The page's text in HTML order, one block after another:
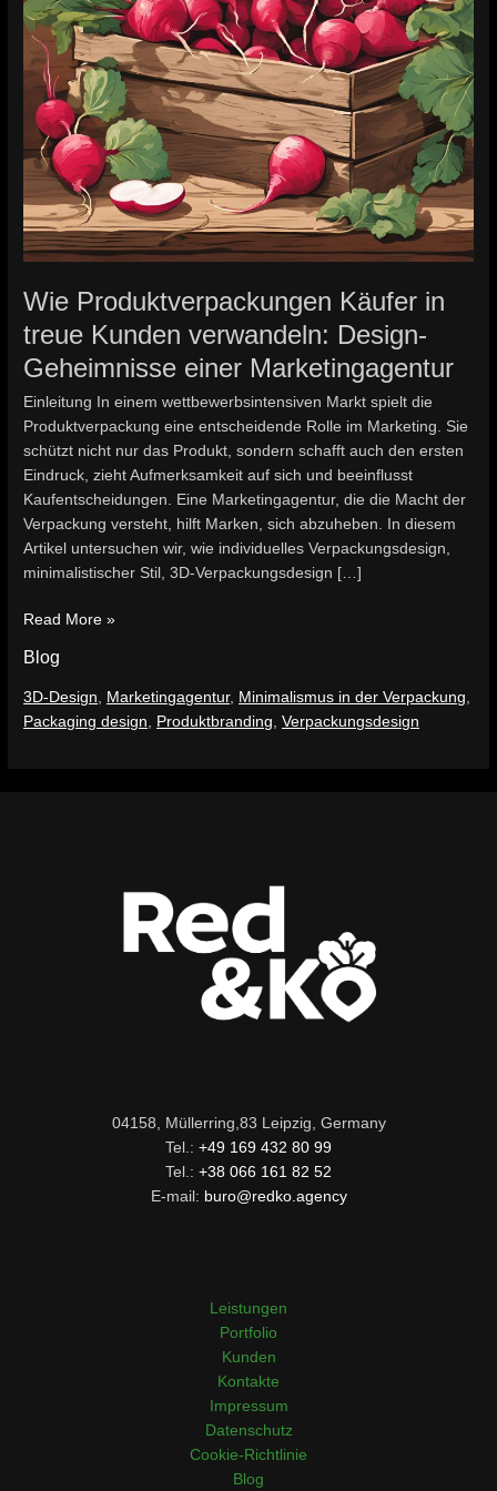
Wie Produktverpackungen Käufer in
treue Kunden verwandeln: Design-
Geheimnisse einer Marketingagentur
Einleitung In einem wettbewerbsintensiven Markt spielt die
Produktverpackung eine entscheidende Rolle im Marketing. Sie
schützt nicht nur das Produkt, sondern schafft auch den ersten
Eindruck, zieht Aufmerksamkeit auf sich und beeinflusst
Kaufentscheidungen. Eine Marketingagentur, die die Macht der
Verpackung versteht, hilft Marken, sich abzuheben. In diesem
Artikel untersuchen wir, wie individuelles Verpackungsdesign,
minimalistischer Stil, 3D-Verpackungsdesign […]
Geheimnisse
einer
Marketingagentur
Read More »
Blog
3D-Design Marketingagentur, Minimalismus in der Verpackung
Packaging design
Produktbranding ,Verpackungsdesign
04158, Müllerring,83 Leipzig, Germany
Tel.: +49 169 432 80 99
Tel.: +38 066 161 82 52
E-mail: buro@redko.agency
Leistungen
Portfolio
Kunden
Kontakte
Impressum
Datenschutz
Cookie-Richtlinie
Blog